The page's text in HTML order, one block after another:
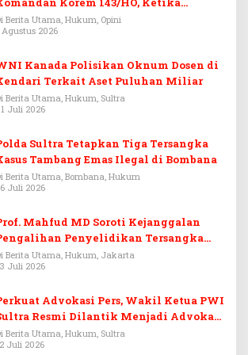
Menjadi Arena Pemerasan
Berita Utama, Hukum, Opini
Agustus 2026
Kanada Polisikan Oknum Dosen di
Terkait Aset Puluhan Miliar
Berita Utama, Hukum, Sultra
Juli 2026
Sultra Tetapkan Tiga Tersangka
Tambang Emas Ilegal di Bombana
Berita Utama, Bombana, Hukum
Juli 2026
Mahfud MD Soroti Kejanggalan
Penyelidikan Tersangka
Adriansyah
Berita Utama, Hukum, Jakarta
Juli 2026
Advokasi Pers, Wakil Ketua PWI
Resmi Dilantik Menjadi Advokat
Berita Utama, Hukum, Sultra
Juli 2026